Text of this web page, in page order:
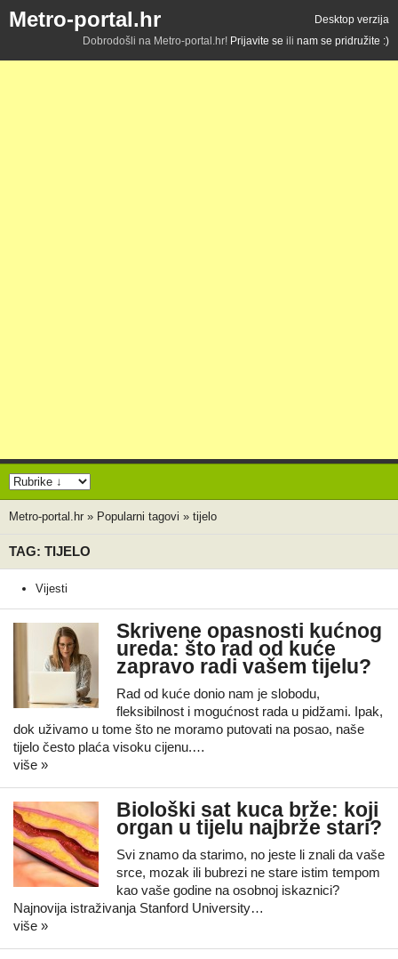
Metro-portal.hr
Desktop verzija
Dobrodošli na Metro-portal.hr! Prijavite se ili nam se pridružite :)
Metro-portal.hr » Popularni tagovi » tijelo
TAG: TIJELO
Vijesti
Skrivene opasnosti kućnog
ureda: što rad od kuće
zapravo radi vašem tijelu?
Rad od kuće donio nam je slobodu,
fleksibilnost i mogućnost rada u pidžami. Ipak,
dok uživamo u tome što ne moramo putovati na posao, naše
tijelo često plaća visoku cijenu.…
više »
Biološki sat kuca brže: koji
organ u tijelu najbrže stari?
Svi znamo da starimo, no jeste li znali da vaše
srce, mozak ili bubrezi ne stare istim tempom
kao vaše godine na osobnoj iskaznici?
Najnovija istraživanja Stanford University…
više »